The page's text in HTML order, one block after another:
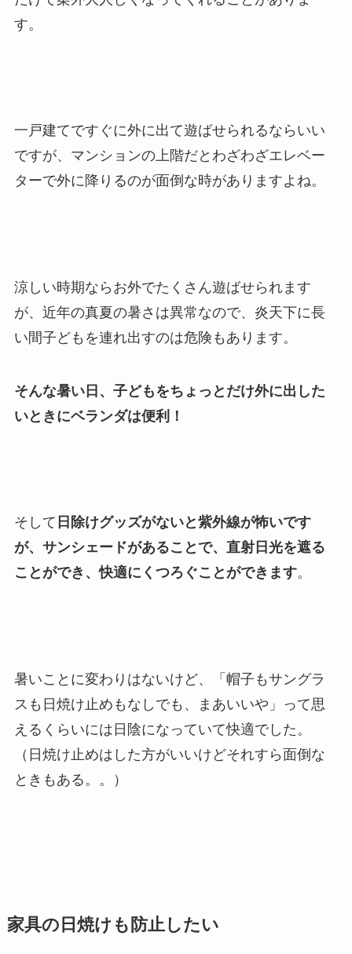
す。
一戸建てですぐに外に出て遊ばせられるならいい
ですが、マンションの上階だとわざわざエレベー
ターで外に降りるのが面倒な時がありますよね。
涼しい時期ならお外でたくさん遊ばせられます
が、近年の真夏の暑さは異常なので、炎天下に長
い間子どもを連れ出すのは危険もあります。
そんな暑い日、子どもをちょっとだけ外に出した
いときにベランダは便利！
そして 日除けグッズがないと紫外線が怖いです
が、サンシェードがあることで、直射日光を遮る
ことができ、快適にくつろぐことができます。
暑いことに変わりはないけど、「帽子もサングラ
スも日焼け止めもなしでも、まあいいや」って思
えるくらいには日陰になっていて快適でした。
（日焼け止めはした方がいいけどそれすら面倒な
ときもある。。）
家具の日焼けも防止したい